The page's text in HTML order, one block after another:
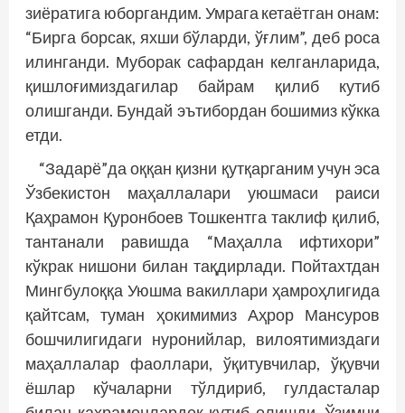
зиёратига юборгандим. Умрага кетаётган онам:
“Бирга борсак, яхши бўларди, ўғлим”, деб роса
илинганди. Муборак сафардан келганларида,
қишлоғимиздагилар байрам қилиб кутиб
олишганди. Бундай эътибордан бошимиз кўкка
етди.
“Задарё”да оққан қизни қутқарганим учун эса
Ўзбекистон маҳаллалари уюшмаси раиси
Қаҳрамон Қуронбоев Тошкентга таклиф қилиб,
тантанали равишда “Маҳалла ифтихори”
кўкрак нишони билан тақдирлади. Пойтахтдан
Мингбулоққа Уюшма вакиллари ҳамроҳлигида
қайтсам, туман ҳокимимиз Аҳрор Мансуров
бошчилигидаги нуронийлар, вилоятимиздаги
маҳаллалар фаоллари, ўқитувчилар, ўқувчи
ёшлар кўчаларни тўлдириб, гулдасталар